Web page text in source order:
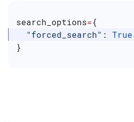
search_options={
  "forced_search"
: True
}